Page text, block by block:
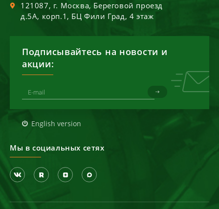
121087, г. Москва, Береговой проезд
д.5А, корп.1, БЦ Фили Град, 4 этаж
Подписывайтесь на новости и
акции:
English version
Мы в социальных сетях